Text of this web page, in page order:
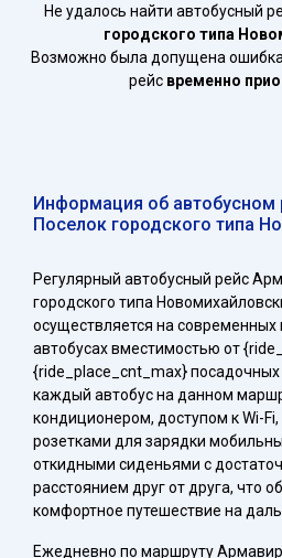
Не удалось найти автобусный
городского типа
Возможно была допущена
рейс временно
Информация об автобусном
Поселок городского типа
Регулярный автобусный рейс
городского типа
осуществляется на
автобусах вместимостью от
{ride_place_cnt_max} посадочных
каждый автобус на данном
кондиционером, доступом к Wi-
розетками для зарядки
откидными сиденьями с
расстоянием друг от друга, что
комфортное путешествие на
Ежедневно по маршруту Армавир